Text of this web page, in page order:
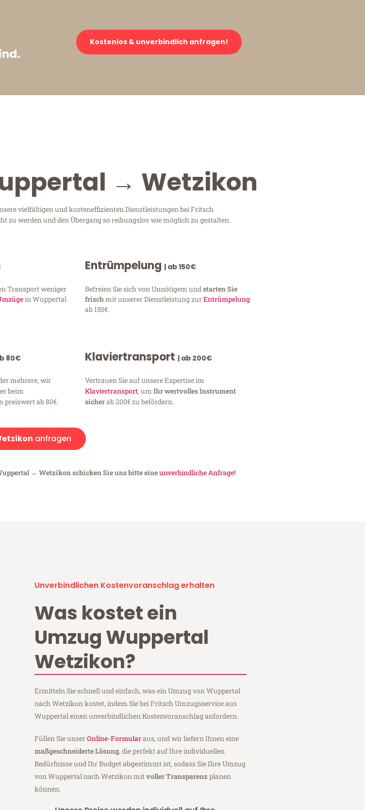
Kostenlos & unverbindlich anfragen!
→ Wetzikon
vielfältigen und kosteneffizienten Dienstleistungen bei Fritsch
zu werden und den Übergang so reibungslos wie möglich zu gestalten.
Transport weniger
in Wuppertal
Entrümpelung | ab 150€
Befreien Sie sich von Unnötigem undstarten Sie
frischmit unserer Dienstleistung zurEntrümpelung
ab 150€.
80€
mehrere, wir
beim
preiswert ab 80€.
Klaviertransport | ab 200€
Vertrauen Sie auf unsere Expertise im
Klaviertransport, um Ihr wertvolles Instrument
sicherab 200€ zu befördern.
anfragen
→ Wetzikon schicken Sie uns bitte eineunverbindliche Anfrage!
Unverbindlichen Kostenvoranschlag erhalten
Was kostet ein
Umzug Wuppertal
Wetzikon?
Ermitteln Sie schnell und einfach, was ein Umzug von Wuppertal
nach Wetzikon kostet, indem Sie bei Fritsch Umzugsservice aus
Wuppertal einen unverbindlichen Kostenvoranschlag anfordern.
Füllen Sie unserOnline-Formularaus, und wir liefern Ihnen eine
maßgeschneiderte Lösung, die perfekt auf Ihre individuellen
Bedürfnisse und Ihr Budget abgestimmt ist, sodass Sie Ihre Umzug
von Wuppertal nach Wetzikon mitvoller Transparenz planen
können.